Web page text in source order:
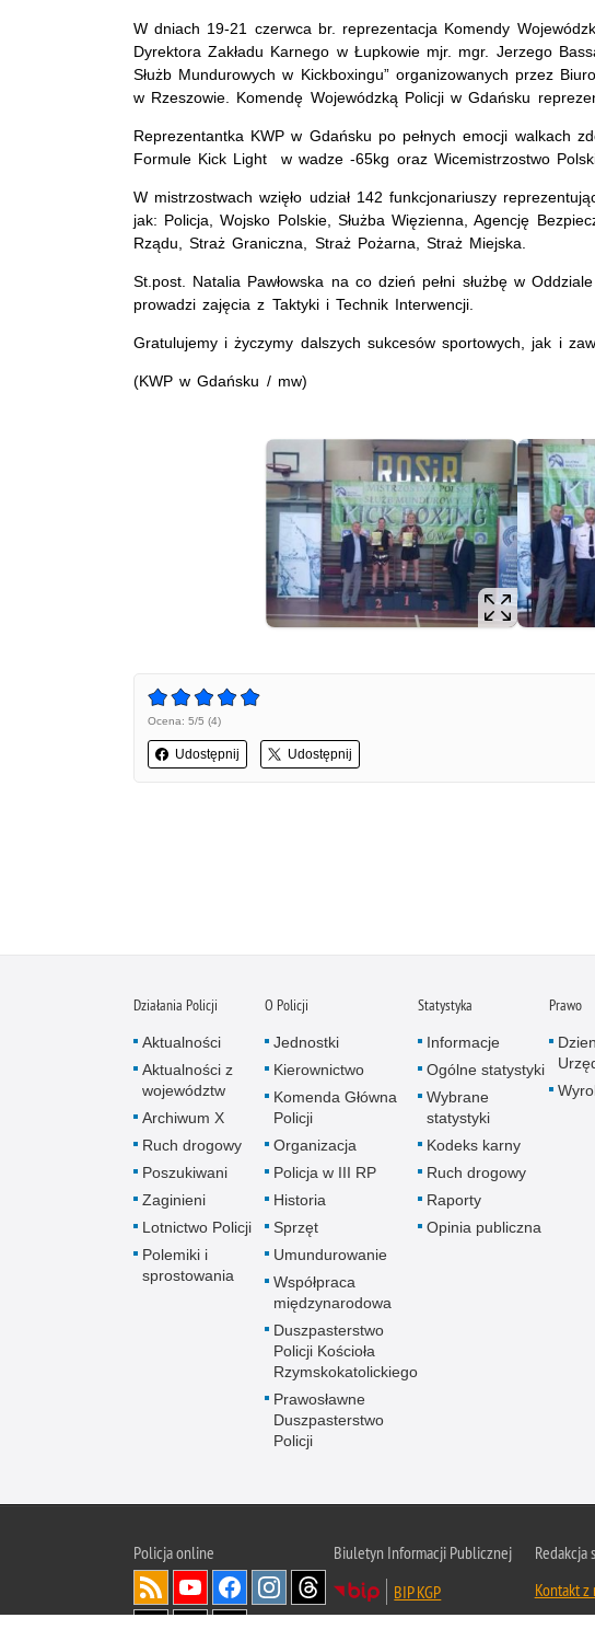
W dniach 19-21 czerwca br. reprezentacja Komendy
Dyrektora Zakładu Karnego w Łupkowie mjr. mgr. Jerzego
Służb Mundurowych w Kickboxingu” organizowanych przez
w Rzeszowie. Komendę Wojewódzką Policji w Gdańsku
Reprezentantka KWP w Gdańsku po pełnych emocji walkach
Formule Kick Light w wadze -65kg oraz Wicemistrzostwo
W mistrzostwach wzięło udział 142 funkcjonariuszy
jak: Policja, Wojsko Polskie, Służba Więzienna, Agencję
Rządu, Straż Graniczna, Straż Pożarna, Straż Miejska.
St.post. Natalia Pawłowska na co dzień pełni służbę w
prowadzi zajęcia z Taktyki i Technik Interwencji.
Gratulujemy i życzymy dalszych sukcesów sportowych, jak i
(KWP w Gdańsku / mw)
Ocena: 5/5 (4)
Udostępnij Udostępnij
Działania Policji
Aktualności
Aktualności z
województw
Archiwum X
Ruch drogowy
Poszukiwani
Zaginieni
Lotnictwo Policji
Polemiki i
sprostowania
O Policji
Jednostki
Kierownictwo
Komenda Główna
Policji
Organizacja
Policja w III RP
Historia
Sprzęt
Umundurowanie
Współpraca
międzynarodowa
Duszpasterstwo
Policji Kościoła
Rzymskokatolickiego
Prawosławne
Duszpasterstwo
Policji
Statystyka
Informacje
Ogólne statystyki
Wybrane
statystyki
Kodeks karny
Ruch drogowy
Raporty
Opinia publiczna
Prawo
Policjaonline
Biuletyn Informacji Publicznej
BIP KGP
Redakcja
Kontakt z